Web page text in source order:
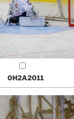
0H2A2011